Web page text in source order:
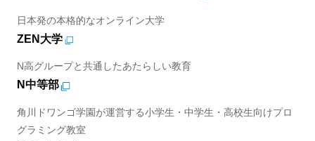
日本発の本格的なオンライン大学
ZEN大学
N高グループと共通したあたらしい教育
N中等部
角川ドワンゴ学園が運営する小学生・中学生・高校生向けプロ
グラミング教室